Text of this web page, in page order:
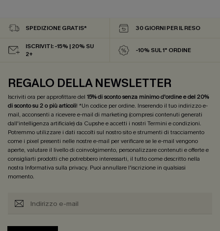
SPEDIZIONE GRATIS* 30 GIORNI PER IL RESO
ISCRIVITI: -15% | 20% SU
2+
-10% SUL 1° ORDINE
REGALO DELLA NEWSLETTER
Iscriviti ora per approfittare del 15% di sconto senza minimo d'ordine e del 20%
di sconto su 2 o più articoli! *Un codice per ordine. Inserendo il tuo indirizzo e-
mail, acconsenti a ricevere e-mail di marketing (compresi contenuti generati
dall'intelligenza artificiale) da Cupshe e accetti i nostri Termini e condizioni.
Potremmo utilizzare i dati raccolti sul nostro sito e strumenti di tracciamento
come i pixel presenti nelle nostre e-mail per verificare se le e-mail vengono
aperte, valutare il livello di coinvolgimento, personalizzare contenuti e offerte e
consigliarti prodotti che potrebbero interessarti, il tutto come descritto nella
nostra Informativa sulla privacy. Puoi annullare l'iscrizione in qualsiasi
momento.